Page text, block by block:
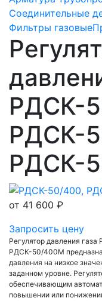
Соединительные
Фильтры газовые
РДСК-
РДСК-
РДСК-
от 41 600 ₽
Запросить цену
Регулятор давления
РДСК-50/400М
давления на низкое
заданном уровне.
обеспечивающим
повышении или